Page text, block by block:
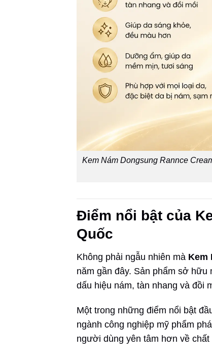
Kem Nám Dongsung Rannce
Điểm nổi bật của
Quốc
Không phải ngẫu nhiên mà Kem
năm gần đây. Sản phẩm sở
dấu hiệu nám, tàn nhang và đồi
Một trong những điểm nổi bật
ngành công nghiệp mỹ phẩm
người dùng yên tâm hơn về